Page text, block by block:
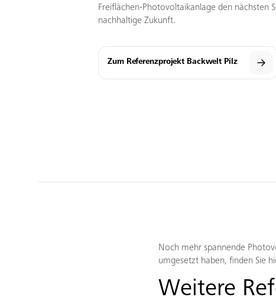
Freiflächen-Photovoltaikanlage den nächsten
nachhaltige Zukunft.
Zum Referenzprojekt Backwelt Pilz
Noch mehr spannende
umgesetzt haben, finden Sie
Weitere